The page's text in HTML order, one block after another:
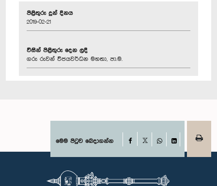
පිළිතුරු දුන් දිනය
2019-02-21
විසින් පිළිතුරු දෙන ලදී
ගරු රුවන් විජයවර්ධන මහතා, පා.ම.
මෙම පිටුව බෙදාගන්න Facebook
WhatsAppLinkedIn